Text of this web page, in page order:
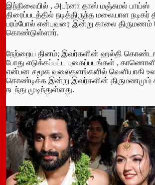
இந்நிலையில் , அபர்னா தாஸ் மஞ்சுமல் பாய்ஸ்
திரைப்படத்தில் நடித்திருந்த மலையாள நடிகர்
பரம்போல் என்பவரை இன்று காலை திருமணம்
கொண்டுள்ளார்.
நேற்றைய தினம்; இவர்களின் ஹல்தி
போது எடுக்கப்பட்ட புகைப்படங்கள் ,
என்பன சமூக வலைதளங்களில் வெளியாகி
கொண்டிக்க இன்று இவர்களின் திருமணமும்
நடந்து முடிந்துள்ளது.